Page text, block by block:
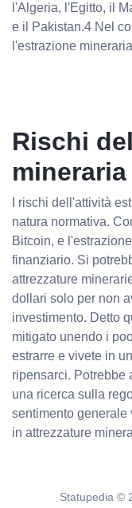
l'Algeria, l'Egitto, il
e il Pakistan.4 Nel
l'estrazione
Rischi
mineraria
I rischi dell'attività
natura normativa.
Bitcoin, e
finanziario. Si
attrezzature
dollari solo per non
investimento. Detto
mitigato unendo i
estrarre e vivete in
ripensarci. Potrebbe
una ricerca sulla
sentimento generale
in attrezzature
Statupedia ©